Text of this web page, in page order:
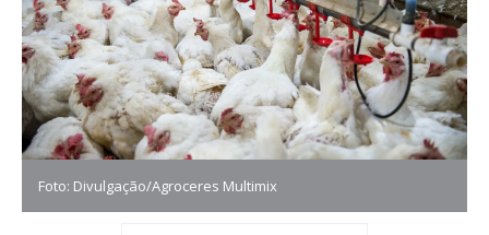
Foto: Divulgação/Agroceres Multimix